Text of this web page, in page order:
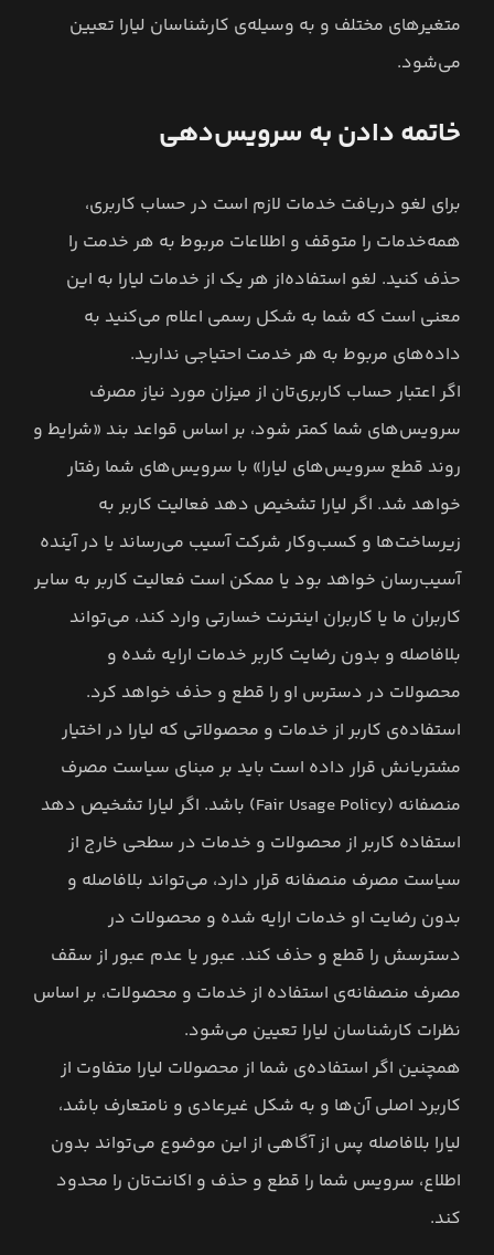
متغیرهای مختلف و به وسیله‌ی کارشناسان لیارا تعیین
می‌شود.
خاتمه دادن به سرویس‌دهی
برای لغو دریافت خدمات لازم است در حساب کاربری‌،
همه‌خدمات را متوقف و اطلاعات مربوط به هر خدمت را
حذف کنید. لغو استفاده‌از هر یک از خدمات لیارا به این
معنی است که شما به شکل رسمی اعلام می‌کنید به
داده‌های مربوط به هر خدمت احتیاجی ندارید.
اگر اعتبار حساب کاربری‌تان از میزان مورد نیاز مصرف
سرویس‌های شما کمتر شود، بر اساس قواعد بند «شرایط و
روند قطع سرویس‌های لیارا» با سرویس‌های شما رفتار
خواهد شد. اگر لیارا تشخیص دهد فعالیت کاربر به
زیرساخت‌ها و کسب‌وکار شرکت آسیب می‌رساند یا در آینده
آسیب‌رسان خواهد بود یا ممکن است فعالیت کاربر به سایر
کاربران ما یا کاربران اینترنت خسارتی وارد کند، می‌تواند
بلافاصله و بدون رضایت کاربر خدمات ارایه شده و
محصولات در دسترس او را قطع و حذف خواهد کرد.
استفاده‌ی کاربر از خدمات و محصولاتی که لیارا در اختیار
مشتریانش قرار داده است باید بر مبنای سیاست مصرف
منصفانه (Fair Usage Policy) باشد. اگر لیارا تشخیص دهد
استفاده کاربر از محصولات و خدمات در سطحی خارج از
سیاست مصرف منصفانه قرار دارد، می‌تواند بلافاصله و
بدون رضایت او خدمات ارایه شده و محصولات در
دسترسش را قطع و حذف کند. عبور یا عدم عبور از سقف
مصرف منصفانه‌ی استفاده از خدمات و محصولات، بر اساس
نظرات کارشناسان لیارا تعیین می‌شود.
همچنین اگر استفاده‌ی شما از محصولات لیارا متفاوت از
کاربرد اصلی آن‌ها و به شکل غیرعادی و نامتعارف باشد،
لیارا بلافاصله پس از آگاهی از این موضوع می‌تواند بدون
اطلاع، سرویس شما را قطع و حذف و اکانت‌تان را محدود
کند.